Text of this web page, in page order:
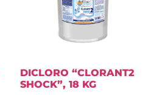
DICLORO “CLORANT2
SHOCK”, 18 KG